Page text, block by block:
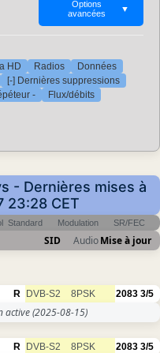
Options
avancées
▼
HD Radios
Données
[-] Dernières suppressions
- Flux/débits
- Dernières mises à
23:28 CET
Standard Modulation SR/FEC
SID AudioMise à jour
R DVB-S2 8PSK 2083 3/5
active(2025-08-15)
R DVB-S2 8PSK 2083 3/5